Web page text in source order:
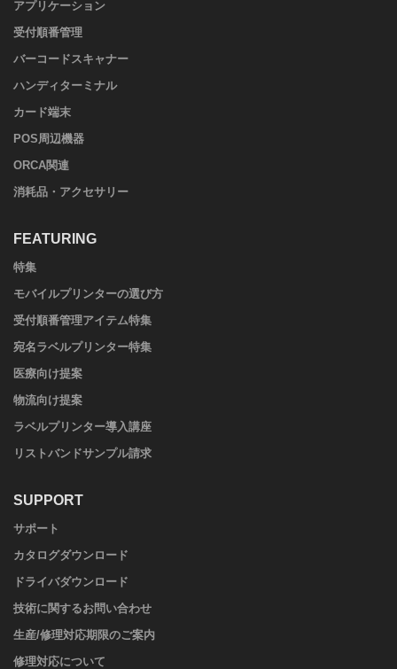
アプリケーション
受付順番管理
バーコードスキャナー
ハンディターミナル
カード端末
POS周辺機器
ORCA関連
消耗品・アクセサリー
FEATURING
特集
モバイルプリンターの選び方
受付順番管理アイテム特集
宛名ラベルプリンター特集
医療向け提案
物流向け提案
ラベルプリンター導入講座
リストバンドサンプル請求
SUPPORT
サポート
カタログダウンロード
ドライバダウンロード
技術に関するお問い合わせ
生産/修理対応期限のご案内
修理対応について